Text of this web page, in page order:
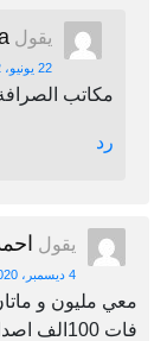
يقول
22 يونيو، 2022 الساعة 2:48 م
مكاتب
رد
يقول
4 ديسمبر، 2020 الساعة 4:48 م
معي مليون و
فات 100الف اصدار1993موبيل رقم01226312609